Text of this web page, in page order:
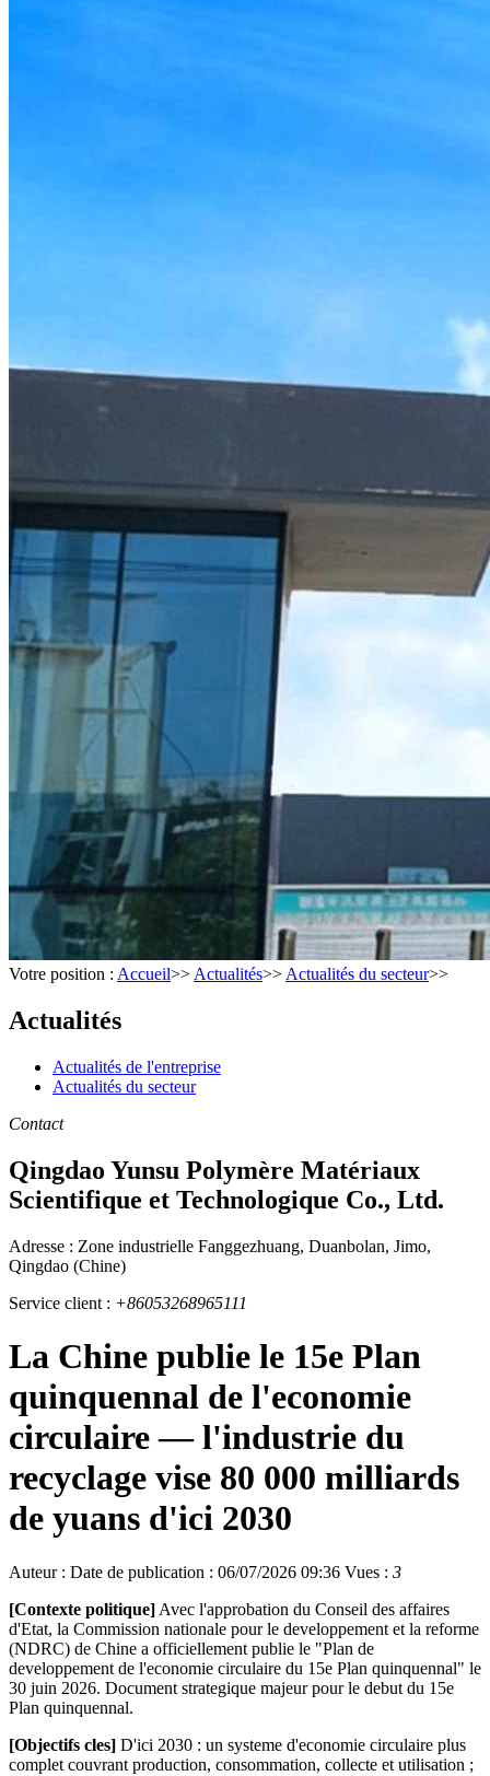
Votre position : Accueil>> Actualités>> Actualités du secteur>>
Actualités
Actualités de l'entreprise
Actualités du secteur
Contact
Qingdao Yunsu Polymère Matériaux
Scientifique et Technologique Co., Ltd.
Adresse : Zone industrielle Fanggezhuang, Duanbolan, Jimo,
Qingdao (Chine)
Service client : +86053268965111
La Chine publie le 15e Plan
quinquennal de l'economie
circulaire — l'industrie du
recyclage vise 80 000 milliards
de yuans d'ici 2030
Auteur : Date de publication : 06/07/2026 09:36 Vues : 3
[Contexte politique] Avec l'approbation du Conseil des affaires
d'Etat, la Commission nationale pour le developpement et la reforme
(NDRC) de Chine a officiellement publie le "Plan de
developpement de l'economie circulaire du 15e Plan quinquennal" le
30 juin 2026. Document strategique majeur pour le debut du 15e
Plan quinquennal.
[Objectifs cles] D'ici 2030 : un systeme d'economie circulaire plus
complet couvrant production, consommation, collecte et utilisation ;